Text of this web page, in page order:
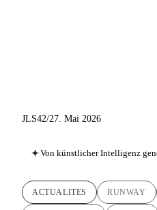
JLS42/27. Mai 2026
Von künstlicher Intelligenz
ACTUALITES RUNWAY